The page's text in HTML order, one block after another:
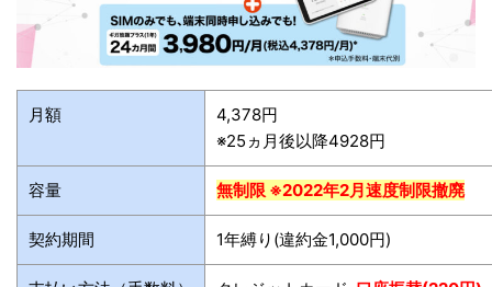
月額
4,378円
※25ヵ月後以降4928円
容量 無制限 ※2022年2月速度制限撤廃
契約期間 1年縛り(違約金1,000円)